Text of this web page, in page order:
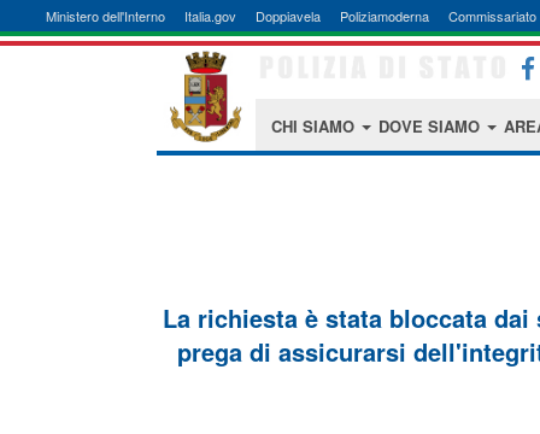
Ministero dell'Interno Italia.gov Doppiavela Poliziamoderna Commissariato
CHI SIAMO DOVE SIAMO
La richiesta è stata bloccata
prega di assicurarsi